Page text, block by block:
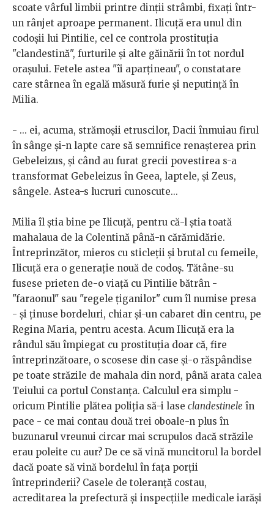
scoate vârful limbii printre dinții strâmbi, fixați într-
un rânjet aproape permanent. Ilicuță era unul din
codoșii lui Pintilie, cel ce controla prostituția
"clandestină", furturile și alte găinării în tot nordul
orașului. Fetele astea "îi aparțineau", o constatare
care stârnea în egală măsură furie și neputință în
Milia.
- ... ei, acuma, strămoșii etruscilor, Dacii înmuiau firul
în sânge și-n lapte care să semnifice renașterea prin
Gebeleizus, și când au furat grecii povestirea s-a
transformat Gebeleizus în Geea, laptele, și Zeus,
sângele. Astea-s lucruri cunoscute...
Milia îl știa bine pe Ilicuță, pentru că-l știa toată
mahalaua de la Colentină până-n cărămidărie.
Întreprinzător, mieros cu sticleții și brutal cu femeile,
Ilicuță era o generație nouă de codoș. Tătâne-su
fusese prieten de-o viață cu Pintilie bătrân -
"faraonul" sau "regele țiganilor" cum îl numise presa
- și ținuse bordeluri, chiar și-un cabaret din centru, pe
Regina Maria, pentru acesta. Acum Ilicuță era la
rândul său împiegat cu prostituția doar că, fire
întreprinzătoare, o scosese din case și-o răspândise
pe toate străzile de mahala din nord, până arata calea
Teiului ca portul Constanța. Calculul era simplu -
oricum Pintilie plătea poliția să-i lase clandestinele în
pace - ce mai contau două trei oboale-n plus în
buzunarul vreunui circar mai scrupulos dacă străzile
erau poleite cu aur? De ce să vină muncitorul la bordel
dacă poate să vină bordelul în fața porții
întreprinderii? Casele de toleranță costau,
acreditarea la prefectură și inspecțiile medicale iarăși